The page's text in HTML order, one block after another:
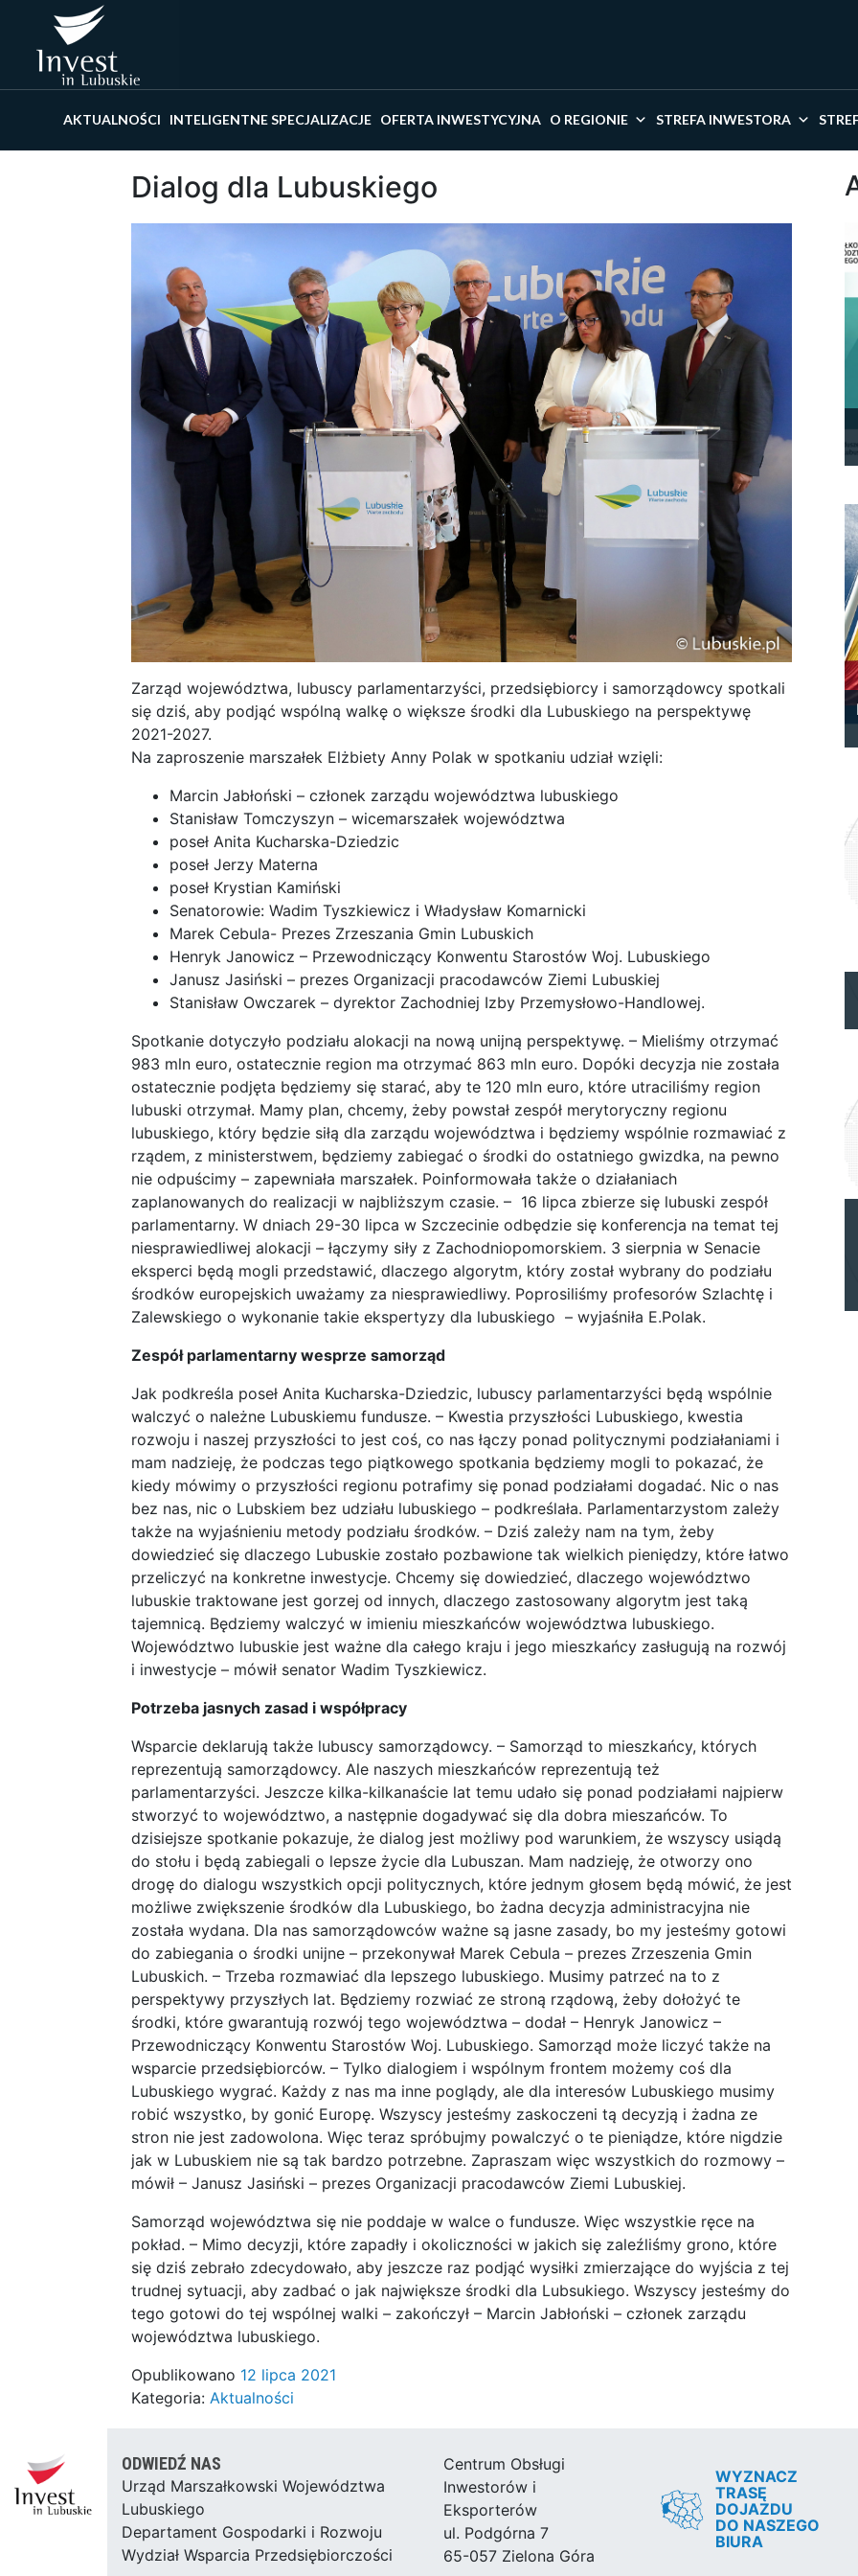
AKTUALNOŚCI INTELIGENTNE SPECJALIZACJE OFERTA INWESTYCYJNA O REGIONIE STREFA INWESTORA
Dialog dla Lubuskiego
Zarząd województwa, lubuscy parlamentarzyści, przedsiębiorcy i samorządowcy spotkali
się dziś, aby podjąć wspólną walkę o większe środki dla Lubuskiego na perspektywę
2021-2027.
Na zaproszenie marszałek Elżbiety Anny Polak w spotkaniu udział wzięli:
Marcin Jabłoński – członek zarządu województwa lubuskiego
Stanisław Tomczyszyn – wicemarszałek województwa
poseł Anita Kucharska-Dziedzic
poseł Jerzy Materna
poseł Krystian Kamiński
Senatorowie: Wadim Tyszkiewicz i Władysław Komarnicki
Marek Cebula- Prezes Zrzeszania Gmin Lubuskich
Henryk Janowicz – Przewodniczący Konwentu Starostów Woj. Lubuskiego
Janusz Jasiński – prezes Organizacji pracodawców Ziemi Lubuskiej
Stanisław Owczarek – dyrektor Zachodniej Izby Przemysłowo-Handlowej.
Spotkanie dotyczyło podziału alokacji na nową unijną perspektywę. – Mieliśmy otrzymać
983 mln euro, ostatecznie region ma otrzymać 863 mln euro. Dopóki decyzja nie została
ostatecznie podjęta będziemy się starać, aby te 120 mln euro, które utraciliśmy region
lubuski otrzymał. Mamy plan, chcemy, żeby powstał zespół merytoryczny regionu
lubuskiego, który będzie siłą dla zarządu województwa i będziemy wspólnie rozmawiać z
rządem, z ministerstwem, będziemy zabiegać o środki do ostatniego gwizdka, na pewno
nie odpuścimy – zapewniała marszałek. Poinformowała także o działaniach
zaplanowanych do realizacji w najbliższym czasie. – 16 lipca zbierze się lubuski zespół
parlamentarny. W dniach 29-30 lipca w Szczecinie odbędzie się konferencja na temat tej
niesprawiedliwej alokacji – łączymy siły z Zachodniopomorskiem. 3 sierpnia w Senacie
eksperci będą mogli przedstawić, dlaczego algorytm, który został wybrany do podziału
środków europejskich uważamy za niesprawiedliwy. Poprosiliśmy profesorów Szlachtę i
Zalewskiego o wykonanie takie ekspertyzy dla lubuskiego – wyjaśniła E.Polak.
Zespół parlamentarny wesprze samorząd
Jak podkreśla poseł Anita Kucharska-Dziedzic, lubuscy parlamentarzyści będą wspólnie
walczyć o należne Lubuskiemu fundusze. – Kwestia przyszłości Lubuskiego, kwestia
rozwoju i naszej przyszłości to jest coś, co nas łączy ponad politycznymi podziałaniami i
mam nadzieję, że podczas tego piątkowego spotkania będziemy mogli to pokazać, że
kiedy mówimy o przyszłości regionu potrafimy się ponad podziałami dogadać. Nic o nas
bez nas, nic o Lubskiem bez udziału lubuskiego – podkreślała. Parlamentarzystom zależy
także na wyjaśnieniu metody podziału środków. – Dziś zależy nam na tym, żeby
dowiedzieć się dlaczego Lubuskie zostało pozbawione tak wielkich pieniędzy, które łatwo
przeliczyć na konkretne inwestycje. Chcemy się dowiedzieć, dlaczego województwo
lubuskie traktowane jest gorzej od innych, dlaczego zastosowany algorytm jest taką
tajemnicą. Będziemy walczyć w imieniu mieszkańców województwa lubuskiego.
Województwo lubuskie jest ważne dla całego kraju i jego mieszkańcy zasługują na rozwój
i inwestycje – mówił senator Wadim Tyszkiewicz.
Potrzeba jasnych zasad i współpracy
Wsparcie deklarują także lubuscy samorządowcy. – Samorząd to mieszkańcy, których
reprezentują samorządowcy. Ale naszych mieszkańców reprezentują też
parlamentarzyści. Jeszcze kilka-kilkanaście lat temu udało się ponad podziałami najpierw
stworzyć to województwo, a następnie dogadywać się dla dobra mieszańców. To
dzisiejsze spotkanie pokazuje, że dialog jest możliwy pod warunkiem, że wszyscy usiądą
do stołu i będą zabiegali o lepsze życie dla Lubuszan. Mam nadzieję, że otworzy ono
drogę do dialogu wszystkich opcji politycznych, które jednym głosem będą mówić, że jest
możliwe zwiększenie środków dla Lubuskiego, bo żadna decyzja administracyjna nie
została wydana. Dla nas samorządowców ważne są jasne zasady, bo my jesteśmy gotowi
do zabiegania o środki unijne – przekonywał Marek Cebula – prezes Zrzeszenia Gmin
Lubuskich. – Trzeba rozmawiać dla lepszego lubuskiego. Musimy patrzeć na to z
perspektywy przyszłych lat. Będziemy rozwiać ze stroną rządową, żeby dołożyć te
środki, które gwarantują rozwój tego województwa – dodał – Henryk Janowicz –
Przewodniczący Konwentu Starostów Woj. Lubuskiego. Samorząd może liczyć także na
wsparcie przedsiębiorców. – Tylko dialogiem i wspólnym frontem możemy coś dla
Lubuskiego wygrać. Każdy z nas ma inne poglądy, ale dla interesów Lubuskiego musimy
robić wszystko, by gonić Europę. Wszyscy jesteśmy zaskoczeni tą decyzją i żadna ze
stron nie jest zadowolona. Więc teraz spróbujmy powalczyć o te pieniądze, które nigdzie
jak w Lubuskiem nie są tak bardzo potrzebne. Zapraszam więc wszystkich do rozmowy –
mówił – Janusz Jasiński – prezes Organizacji pracodawców Ziemi Lubuskiej.
Samorząd województwa się nie poddaje w walce o fundusze. Więc wszystkie ręce na
pokład. – Mimo decyzji, które zapadły i okoliczności w jakich się zaleźliśmy grono, które
się dziś zebrało zdecydowało, aby jeszcze raz podjąć wysiłki zmierzające do wyjścia z tej
trudnej sytuacji, aby zadbać o jak największe środki dla Lubsukiego. Wszyscy jesteśmy do
tego gotowi do tej wspólnej walki – zakończył – Marcin Jabłoński – członek zarządu
województwa lubuskiego.
Opublikowano 12 lipca 2021
Kategoria: Aktualności
ODWIEDŹ NAS
Urząd Marszałkowski Województwa
Lubuskiego
Departament Gospodarki i Rozwoju
Wydział Wsparcia Przedsiębiorczości
Centrum Obsługi
Inwestorów i
Eksporterów
ul. Podgórna 7
65-057 Zielona Góra
WYZNACZ
TRASĘ
DOJAZDU
DO NASZEGO
BIURA